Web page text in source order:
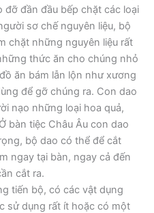
đỡ đần đầu bếp chặt các loại
sơ chế nguyên liệu, bộ
chặt những nguyên liệu rất
thức ăn cho chúng nhỏ
ăn bám lẫn lộn như xương
để gỡ chúng ra. Con dao
nạo những loại hoa quả,
bàn tiệc Châu Âu con dao
bộ dao có thể để cắt
ngay tại bàn, ngay cả đến
cắt ra.
tiến bộ, có các vật dụng
sử dụng rất ít hoặc có một